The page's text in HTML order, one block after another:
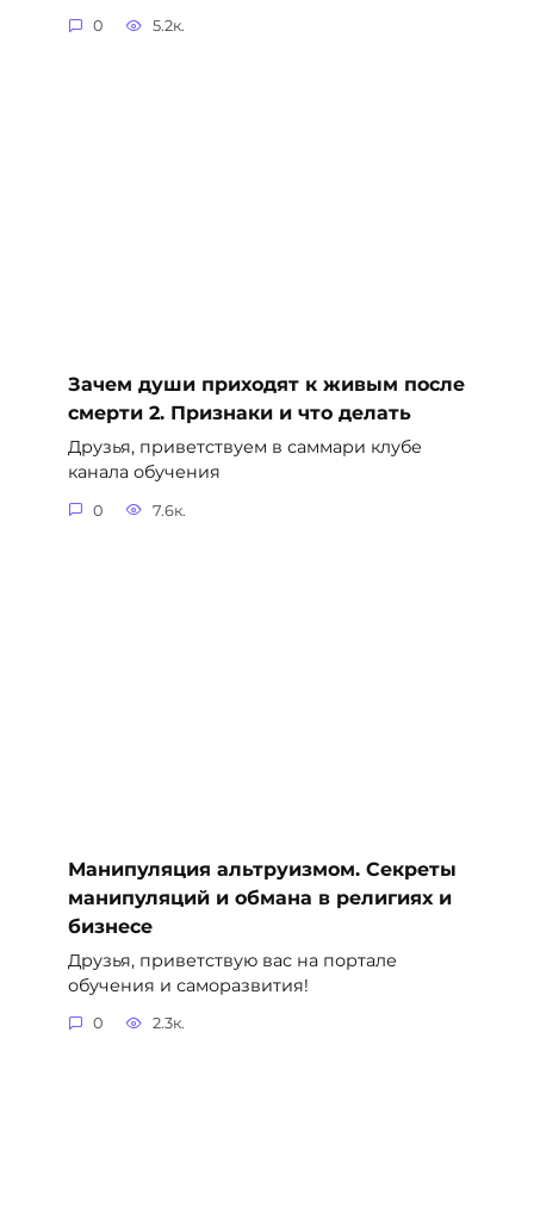
0 5.2к.
Зачем души приходят к живым после
смерти 2. Признаки и что делать
Друзья, приветствуем в саммари клубе
канала обучения
0 7.6к.
Манипуляция альтруизмом. Секреты
манипуляций и обмана в религиях и
бизнесе
Друзья, приветствую вас на портале
обучения и саморазвития!
0 2.3к.